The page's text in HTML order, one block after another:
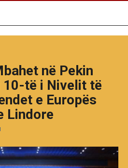
në Pekin
10-të i Nivelit të
e Europës
Lindore